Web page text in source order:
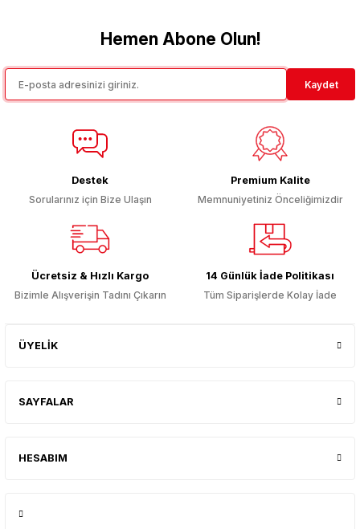
Görüş ve önerileriniz için teşekkür ederiz.
Ürün resmi kalitesiz, bozuk veya görüntülenemiyor.
Ürün fiyatı diğer sitelerden daha pahalı.
Hemen Abone Olun!
Kaydet
Destek
Sorularınız için Bize Ulaşın
Premium Kalite
Memnuniyetiniz Önceliğimizdir
Ücretsiz & Hızlı Kargo
Bizimle Alışverişin Tadını Çıkarın
14 Günlük İade Politikası
Tüm Siparişlerde Kolay İade
ÜYELİK
SAYFALAR
HESABIM